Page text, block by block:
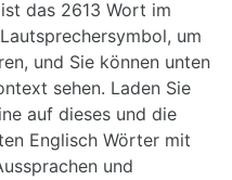
das 2613 Wort im
um
und Sie können unten
sehen. Laden Sie
auf dieses und die
Englisch Wörter mit
und